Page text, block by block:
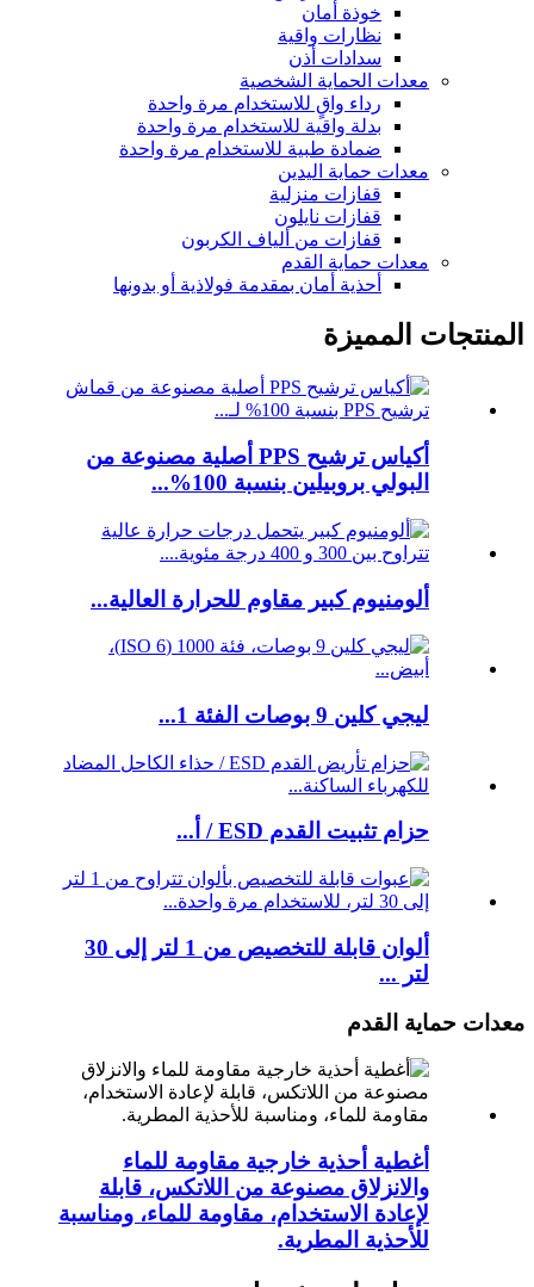
خوذة أمان
نظارات واقية
سدادات أذن
معدات الحماية الشخصية
رداء واقٍ للاستخدام مرة واحدة
بدلة واقية للاستخدام مرة واحدة
ضمادة طبية للاستخدام مرة واحدة
معدات حماية اليدين
قفازات منزلية
قفازات نايلون
قفازات من ألياف الكربون
معدات حماية القدم
أحذية أمان بمقدمة فولاذية أو بدونها
المنتجات المميزة
أكياس ترشيح PPS أصلية مصنوعة من
البولي بروبيلين بنسبة 100%...
ألومنيوم كبير مقاوم للحرارة العالية...
ليجي كلين 9 بوصات الفئة 1...
حزام تثبيت القدم ESD / أ...
ألوان قابلة للتخصيص من 1 لتر إلى 30
لتر ...
معدات حماية القدم
أغطية أحذية خارجية مقاومة للماء
والانزلاق مصنوعة من اللاتكس، قابلة
لإعادة الاستخدام، مقاومة للماء، ومناسبة
للأحذية المطرية.